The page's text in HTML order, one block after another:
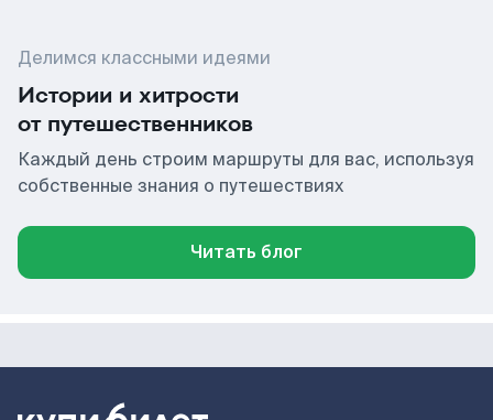
Делимся классными идеями
Истории и хитрости
от путешественников
Каждый день строим маршруты для вас, используя
собственные знания о путешествиях
Читать блог